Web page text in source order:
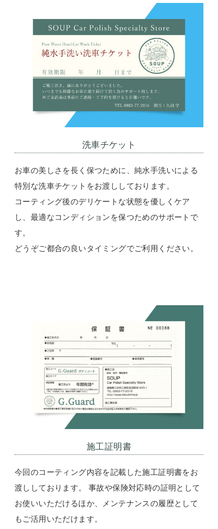
洗車チケット
お車の美しさを長く保つために、純水手洗いによる
特別な洗車チケットをお渡ししております。
コーティング後のデリケートな状態を優しくケア
し、最適なコンディションを保つためのサポートで
す。
どうぞご都合の良いタイミングでご利用ください。
施工証明書
今回のコーティング内容を記載した施工証明書をお
渡ししております。 事故や保険対応時の証明として
お使いいただけるほか、メンテナンスの履歴として
もご活用いただけます。